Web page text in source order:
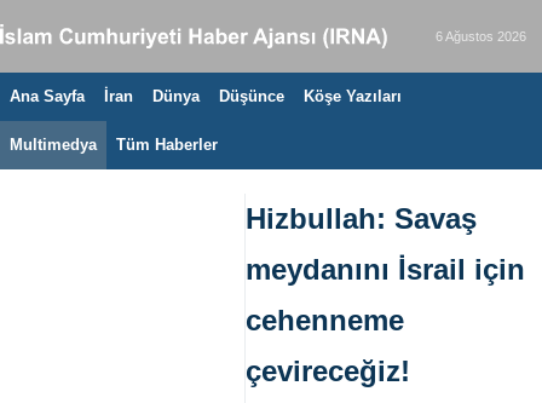
6 Ağustos 2026
Ana Sayfa İran Dünya Düşünce Köşe Yazıları
Multimedya Tüm Haberler
Hizbullah: Savaş
meydanını İsrail için
cehenneme
çevireceğiz!